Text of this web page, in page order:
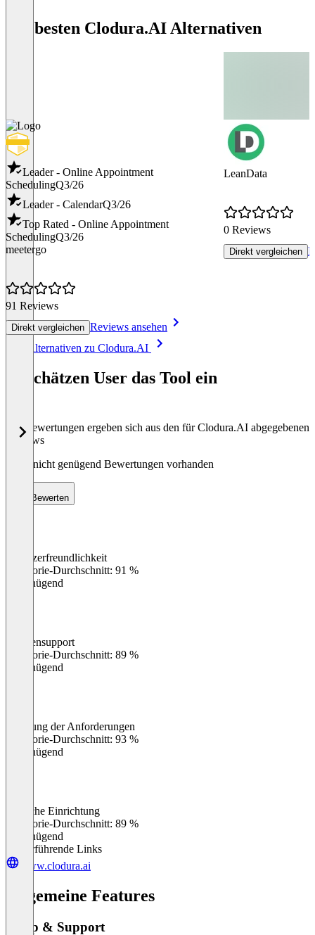
Die besten Clodura.AI Alternativen
Leader - Online Appointment
SchedulingQ3/26
Leader - CalendarQ3/26
Top Rated - Online Appointment
SchedulingQ3/26
meetergo
91 Reviews
Direkt vergleichen Reviews ansehen
LeanData
0 Reviews
Direkt vergleichen
Alle Alternativen zu Clodura.AI
So schätzen User das Tool ein
Die Bewertungen ergeben sich aus den für Clodura.AI abgegebenen
Reviews
Noch nicht genügend Bewertungen vorhanden
Bewerten
Benutzerfreundlichkeit
Kategorie-Durchschnitt: 91 %
Ungenügend
Kundensupport
Kategorie-Durchschnitt: 89 %
Ungenügend
Erfüllung der Anforderungen
Kategorie-Durchschnitt: 93 %
Ungenügend
Einfache Einrichtung
Kategorie-Durchschnitt: 89 %
Ungenügend
Weiterführende Links
www.clodura.ai
Allgemeine Features
Setup & Support